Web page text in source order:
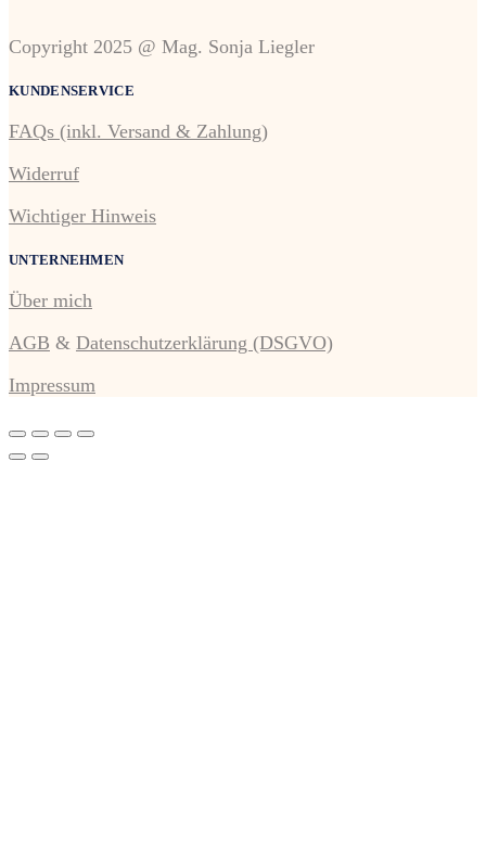
Copyright 2025 @ Mag. Sonja Liegler
KUNDENSERVICE
FAQs (inkl. Versand & Zahlung)
Widerruf
Wichtiger Hinweis
UNTERNEHMEN
Über mich
AGB & Datenschutzerklärung (DSGVO)
Impressum